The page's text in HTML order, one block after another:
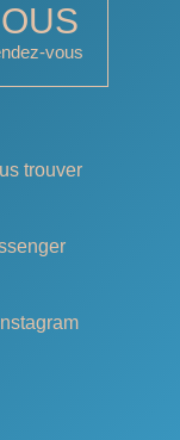
vous
trouver
Instagram